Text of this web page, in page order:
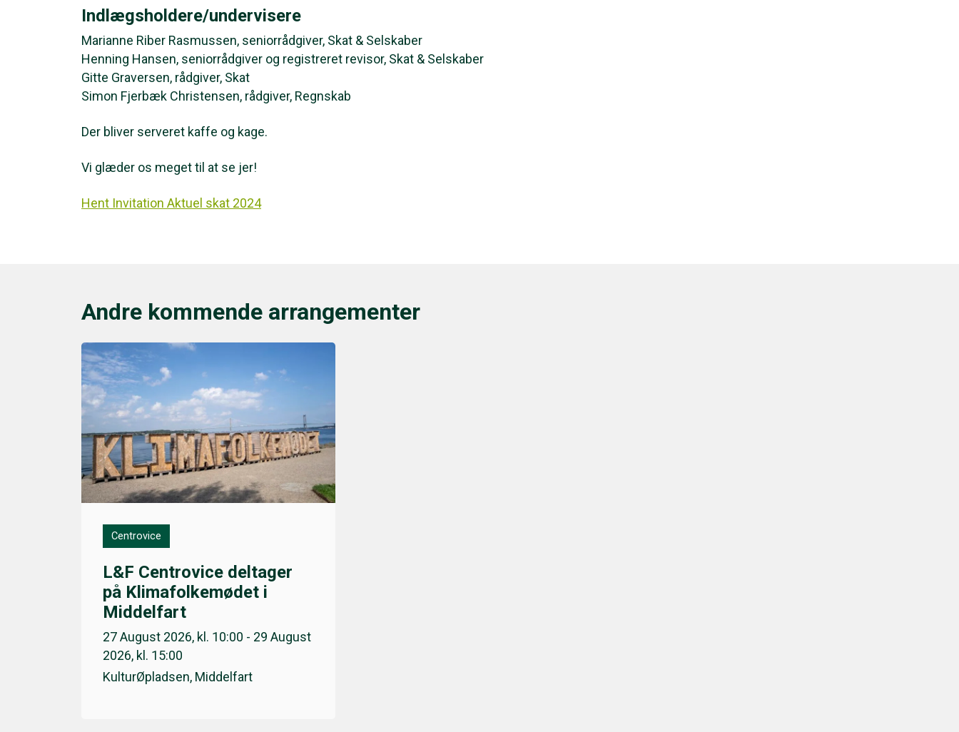
Indlægsholdere/undervisere
Marianne Riber Rasmussen, seniorrådgiver, Skat & Selskaber
Henning Hansen, seniorrådgiver og registreret revisor, Skat & Selskaber
Gitte Graversen, rådgiver, Skat
Simon Fjerbæk Christensen, rådgiver, Regnskab
Der bliver serveret kaffe og kage.
Vi glæder os meget til at se jer!
Hent Invitation Aktuel skat 2024
Andre kommende arrangementer
Centrovice
L&F Centrovice deltager
på Klimafolkemødet i
Middelfart
27 August 2026, kl. 10:00 - 29 August
2026, kl. 15:00
KulturØpladsen, Middelfart